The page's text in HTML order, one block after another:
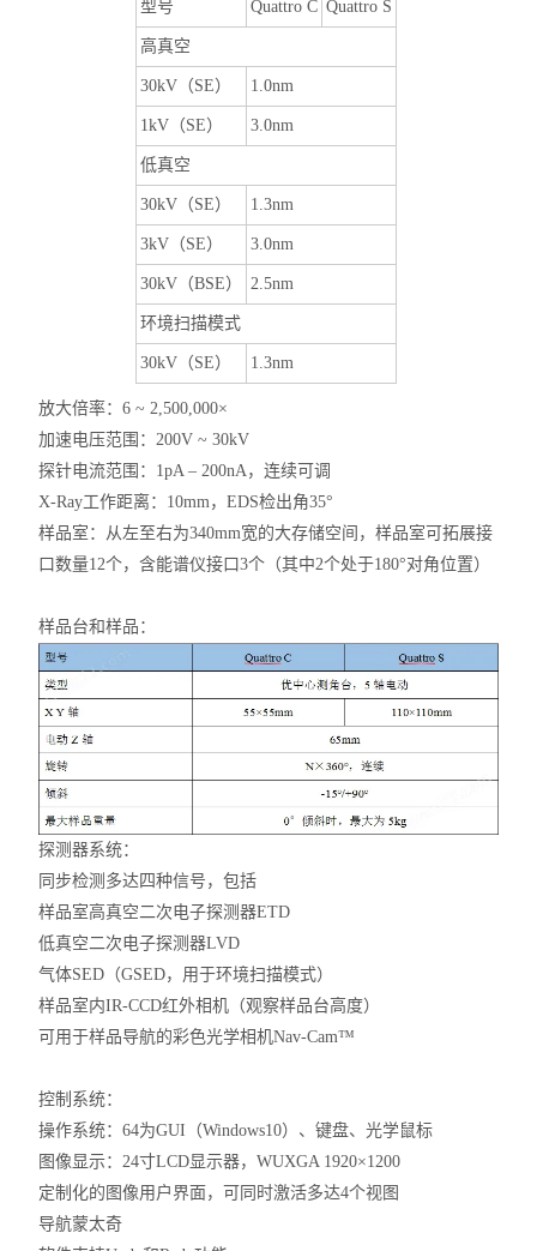
型号 Quattro C Quattro S
高真空
30kV（SE） 1.0nm
1kV（SE） 3.0nm
低真空
30kV（SE） 1.3nm
3kV（SE） 3.0nm
30kV（BSE） 2.5nm
环境扫描模式
30kV（SE） 1.3nm
放大倍率：6 ~ 2,500,000×
加速电压范围：200V ~ 30kV
探针电流范围：1pA – 200nA，连续可调
X-Ray工作距离：10mm，EDS检出角35°
样品室：从左至右为340mm宽的大存储空间，样品室可拓展接
口数量12个，含能谱仪接口3个（其中2个处于180°对角位置）
样品台和样品：
探测器系统：
同步检测多达四种信号，包括
样品室高真空二次电子探测器ETD
低真空二次电子探测器LVD
气体SED（GSED，用于环境扫描模式）
样品室内IR-CCD红外相机（观察样品台高度）
可用于样品导航的彩色光学相机Nav-Cam™
控制系统：
操作系统：64为GUI（Windows10）、键盘、光学鼠标
图像显示：24寸LCD显示器，WUXGA 1920×1200
定制化的图像用户界面，可同时激活多达4个视图
导航蒙太奇